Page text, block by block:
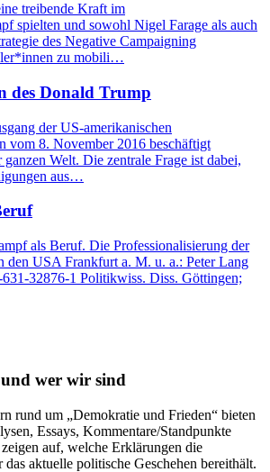
treibende Kraft im
spielten und sowohl Nigel Farage als auch
des Negative Campaigning
zu mobili…
des Donald Trump
der US-amerikanischen
vom 8. November 2016 beschäftigt
Welt. Die zentrale Frage ist dabei,
aus…
als Beruf. Die Professionalisierung der
den USA Frankfurt a. M. u. a.: Peter Lang
32876-1 Politikwiss. Diss. Göttingen;
wer wir sind
rund um „Demokratie und Frieden“ bieten
Essays, Kommentare/Standpunkte
auf, welche Erklärungen die
aktuelle politische Geschehen bereithält.